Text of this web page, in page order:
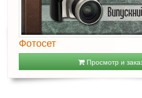
Фотосет
Просмотр и